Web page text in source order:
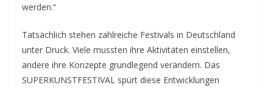
werden.“
Tatsächlich stehen zahlreiche Festivals in Deutschland
unter Druck. Viele mussten ihre Aktivitäten einstellen,
andere ihre Konzepte grundlegend verändern. Das
SUPERKUNSTFESTIVAL spürt diese Entwicklungen